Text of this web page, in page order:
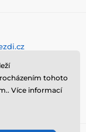
(Po-Pá 10-16 hod)
tohoto
Více informací